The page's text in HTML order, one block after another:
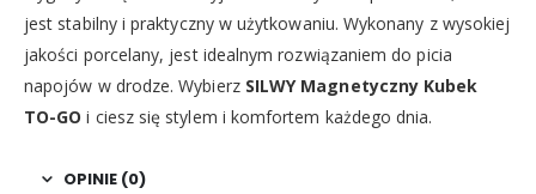
jest stabilny i praktyczny w użytkowaniu. Wykonany z wysokiej
jakości porcelany, jest idealnym rozwiązaniem do picia
napojów w drodze. Wybierz SILWY Magnetyczny Kubek
TO-GO i ciesz się stylem i komfortem każdego dnia.
OPINIE (0)